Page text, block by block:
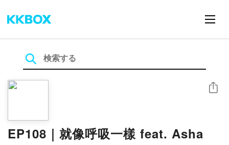
EP108｜就像呼吸一樣 feat. Asha
シェア